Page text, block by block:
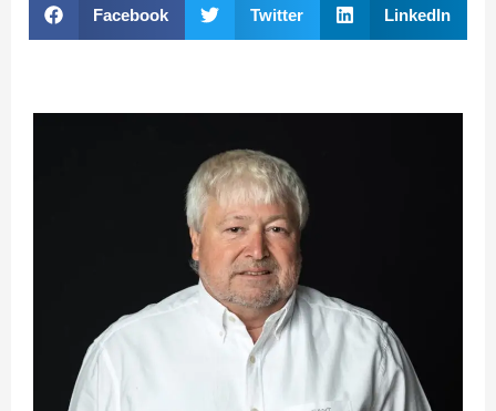
Facebook Twitter LinkedIn